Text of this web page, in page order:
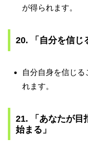
が得られます。
20. 「自分を信じ
自分自身を信じる
れます。
21. 「あなたが目
始まる」